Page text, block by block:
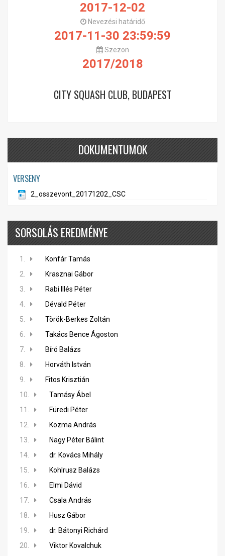
2017-12-02
Nevezési határidő
2017-11-30 23:59:59
Szezon
2017/2018
CITY SQUASH CLUB, BUDAPEST
DOKUMENTUMOK
VERSENY
2_osszevont_20171202_CSC
SORSOLÁS EREDMÉNYE
1.
Konfár Tamás
2.
Krasznai Gábor
3.
Rabi Illés Péter
4.
Dévald Péter
5.
Török-Berkes Zoltán
6.
Takács Bence Ágoston
7.
Bíró Balázs
8.
Horváth István
9.
Fitos Krisztián
10.
Tamásy Ábel
11.
Füredi Péter
12.
Kozma András
13.
Nagy Péter Bálint
14.
dr. Kovács Mihály
15.
Kohlrusz Balázs
16.
Elmi Dávid
17.
Csala András
18.
Husz Gábor
19.
dr. Bátonyi Richárd
20.
Viktor Kovalchuk